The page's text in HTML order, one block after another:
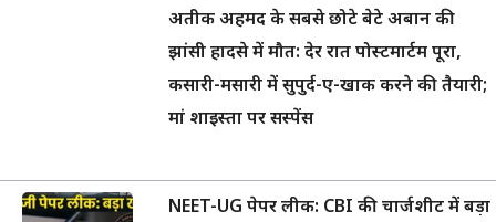
अतीक अहमद के सबसे छोटे बेटे अबान की
झांसी हादसे में मौत: देर रात पोस्टमार्टम पूरा,
कसारी-मसारी में सुपुर्द-ए-खाक करने की तैयारी;
मां शाइस्ता पर सस्पेंस
NEET-UG पेपर लीक: CBI की चार्जशीट में बड़ा